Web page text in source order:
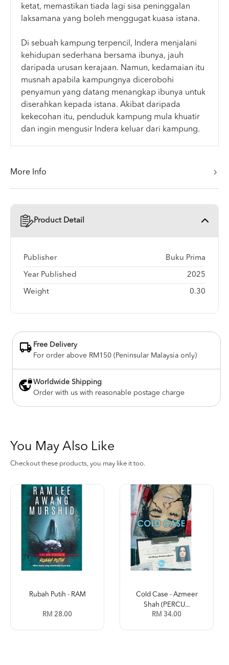
ketat, memastikan tiada lagi sisa peninggalan
laksamana yang boleh menggugat kuasa istana.
Di sebuah kampung terpencil, Indera menjalani
kehidupan sederhana bersama ibunya, jauh
daripada urusan kerajaan. Namun, kedamaian itu
musnah apabila kampungnya dicerobohi
penyamun yang datang menangkap ibunya untuk
diserahkan kepada istana. Akibat daripada
kekecohan itu, penduduk kampung mula khuatir
dan ingin mengusir Indera keluar dari kampung.
More Info
Product Detail
Publisher Buku Prima
Year Published 2025
Weight 0.30
Free Delivery
For order above RM150 (Peninsular Malaysia only)
Worldwide Shipping
Order with us with reasonable postage charge
You May Also Like
Checkout these products, you may like it too.
Rubah Putih - RAM
RM 28.00
Cold Case - Azmeer
Shah (PERCU...
RM 34.00